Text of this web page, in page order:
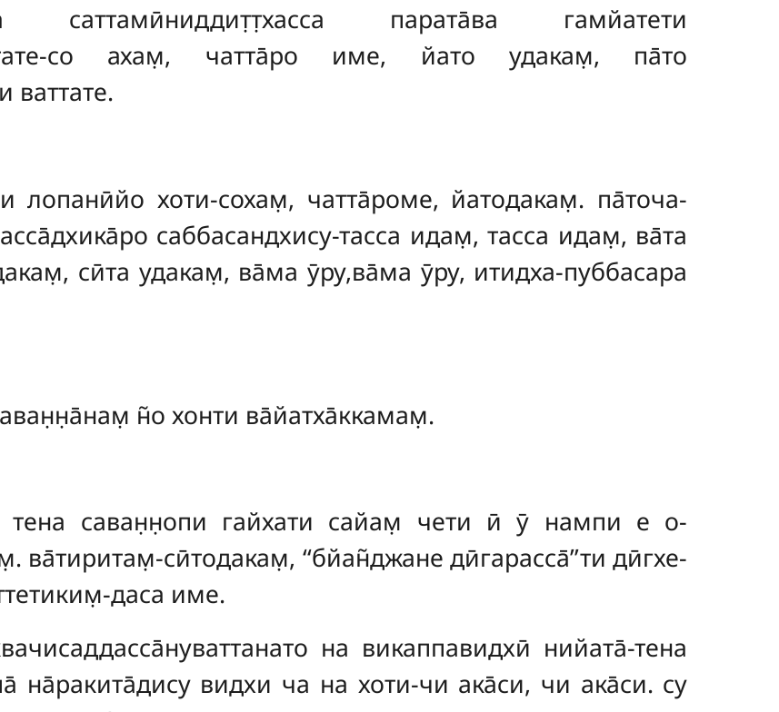
саттамӣниддит̣т̣хасса парата̄ва гамйатети
со ахам̣, чатта̄ро име, йато удакам̣, па̄то
ваттате.
лопанӣйо хоти-сохам̣, чатта̄роме, йатодакам̣. па̄точа-
саббасандхису-тасса идам̣, тасса идам̣, ва̄та
сӣта удакам̣, ва̄ма ӯру,ва̄ма ӯру, итидха-пуббасара
н̃о хонти ва̄йатха̄ккамам̣.
тена саван̣н̣опи гайхати сайам̣ чети ӣ ӯ нампи е о-
ва̄тиритам̣-сӣтодакам̣, ‘‘бйан̃джане дӣгарасса̄’’ти дӣгхе-
даса име.
на викаппавидхӣ нийата̄-тена
на̄ракита̄дису видхи ча на хоти-чи ака̄си, чи ака̄си. су